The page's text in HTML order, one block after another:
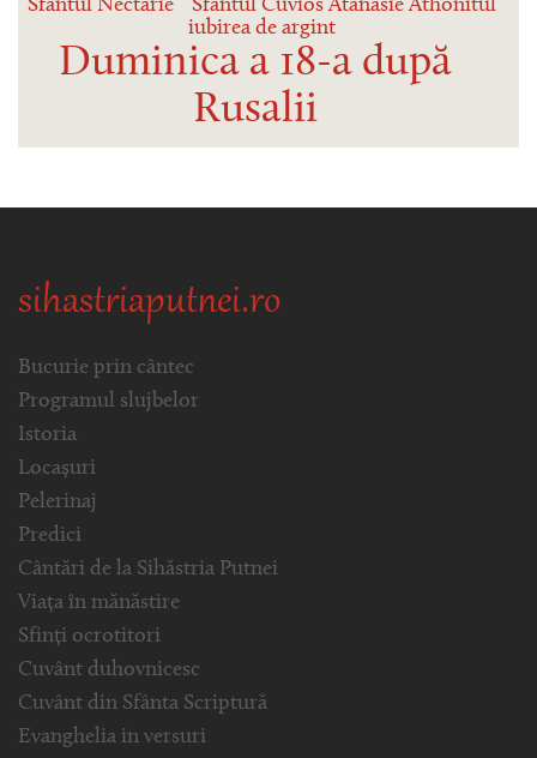
Sfântul Nectarie
Sfântul Cuvios Atanasie Athonitul
iubirea de argint
Duminica a 18-a după
Rusalii
sihastriaputnei.ro
Bucurie prin cântec
Programul slujbelor
Istoria
Locașuri
Pelerinaj
Predici
Cântări de la Sihăstria Putnei
Viața în mănăstire
Sfinți ocrotitori
Cuvânt duhovnicesc
Cuvânt din Sfânta Scriptură
Evanghelia in versuri